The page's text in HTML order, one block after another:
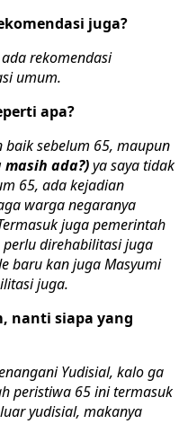
juga?
rekomendasi
umum.
apa?
baik sebelum 65, maupun
masih ada?)ya saya tidak
65, ada kejadian
warga negaranya
juga pemerintah
direhabilitasi juga
baru kan juga Masyumi
juga.
nanti siapa yang
Yudisial, kalo ga
peristiwa 65 ini termasuk
yudisial, makanya